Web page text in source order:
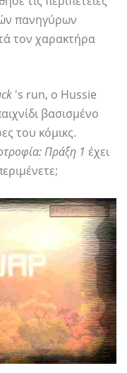
πανηγύρων
τον χαρακτήρα
's run, ο Hussie
βασισμένο
του κόμικς.
Πράξη 1 έχει